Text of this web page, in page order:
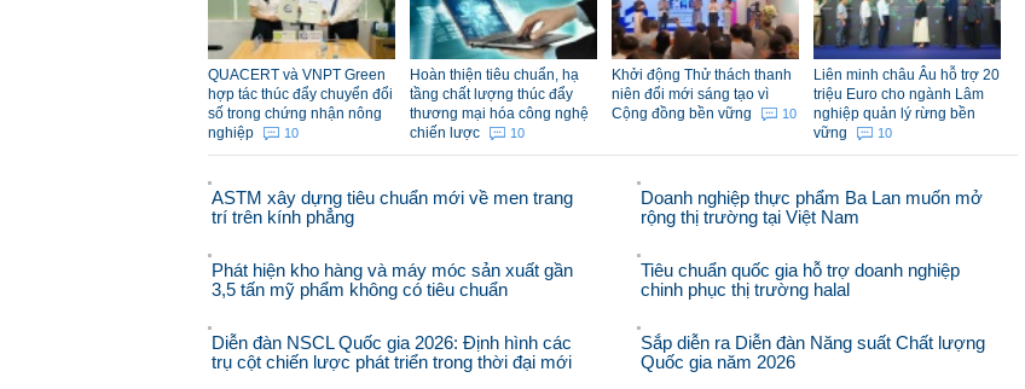
QUACERT và VNPT Green
hợp tác thúc đẩy chuyển đổi
số trong chứng nhận nông
nghiệp
10
Hoàn thiện tiêu chuẩn, hạ
tầng chất lượng thúc đẩy
thương mại hóa công nghệ
chiến lược
10
Khởi động Thử thách thanh
niên đổi mới sáng tạo vì
Cộng đồng bền vững
10
Liên minh châu Âu hỗ trợ 20
triệu Euro cho ngành Lâm
nghiệp quản lý rừng bền
vững
10
ASTM xây dựng tiêu chuẩn mới về men trang
trí trên kính phẳng
Phát hiện kho hàng và máy móc sản xuất gần
3,5 tấn mỹ phẩm không có tiêu chuẩn
Diễn đàn NSCL Quốc gia 2026: Định hình các
trụ cột chiến lược phát triển trong thời đại mới
Doanh nghiệp thực phẩm Ba Lan muốn mở
rộng thị trường tại Việt Nam
Tiêu chuẩn quốc gia hỗ trợ doanh nghiệp
chinh phục thị trường halal
Sắp diễn ra Diễn đàn Năng suất Chất lượng
Quốc gia năm 2026